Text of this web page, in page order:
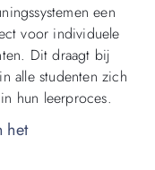
een
voor individuele
Dit draagt bij
alle studenten zich
hun leerproces.
het